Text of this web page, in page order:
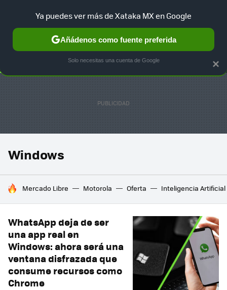
SELECCIÓN GAMING HOME AUTO TERRITORIO
Windows
HOY SE HABLA DE
Mercado Libre Motorola Oferta Inteligencia Artificial
WhatsApp deja de ser
una app real en
Windows: ahora será una
ventana disfrazada que
consume recursos como
Chrome
×
Ya puedes ver más de Xataka MX en Google
Añádenos como fuente preferida
Solo necesitas una cuenta de Google